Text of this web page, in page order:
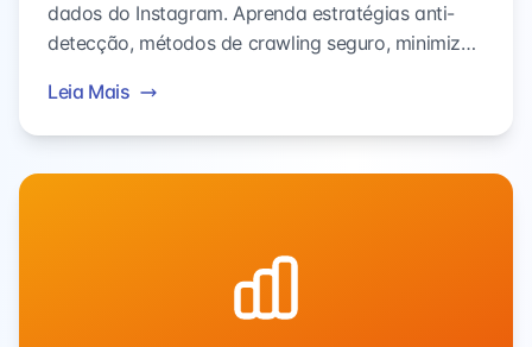
dados do Instagram. Aprenda estratégias anti-
detecção, métodos de crawling seguro, minimize
coleta de dados estável.
Leia Mais